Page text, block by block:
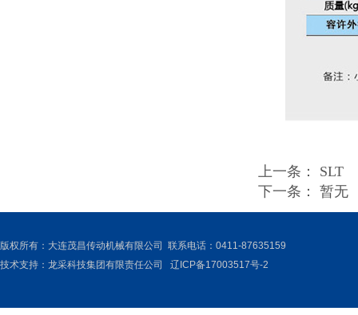
上一条： SLT
下一条： 暂无
版权所有：大连茂昌传动机械有限公司 联系电话：0411-87635159
技术支持： 龙采科技集团有限责任公司 辽ICP备17003517号-2